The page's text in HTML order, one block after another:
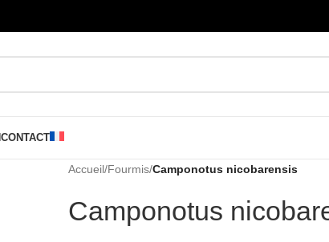
CONTACT
Accueil/Fourmis/Camponotus nicobarensis
Camponotus